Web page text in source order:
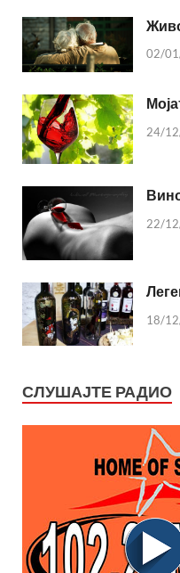
02/
24/
22/
18/
СЛУШАЈТЕ РАДИО